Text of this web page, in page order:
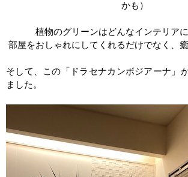
かも）
植物のグリーンはどんなインテリアに
部屋をおしゃれにしてくれるだけでなく、
そして、この「ドラセナカンボジアーナ」
ました。